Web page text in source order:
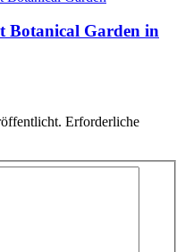
Botanical Garden in
Erforderliche